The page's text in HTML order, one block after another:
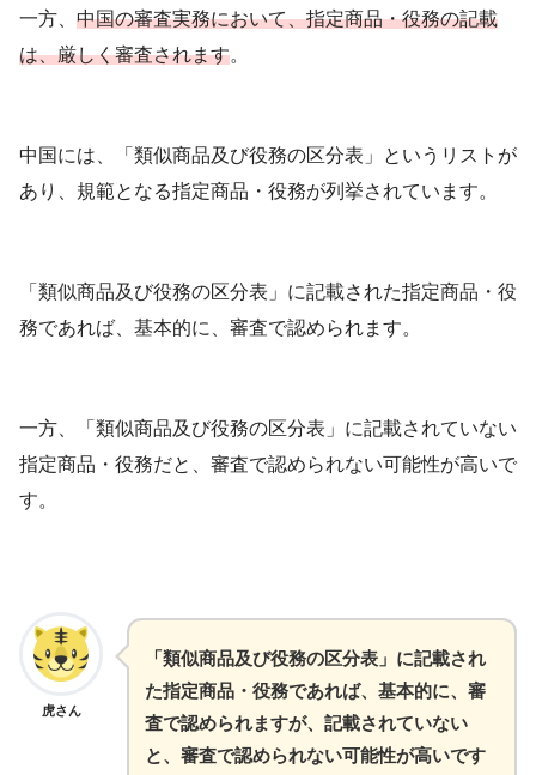
一方、 中国の審査実務において、指定商品・役務の記載
は、厳しく審査されます。
中国には、「類似商品及び役務の区分表」というリストが
あり、規範となる指定商品・役務が列挙されています。
「類似商品及び役務の区分表」に記載された指定商品・役
務であれば、基本的に、審査で認められます。
一方、「類似商品及び役務の区分表」に記載されていない
指定商品・役務だと、審査で認められない可能性が高いで
す。
虎さん
「類似商品及び役務の区分表」に記載され
た指定商品・役務であれば、基本的に、審
査で認められますが、記載されていない
と、審査で認められない可能性が高いです